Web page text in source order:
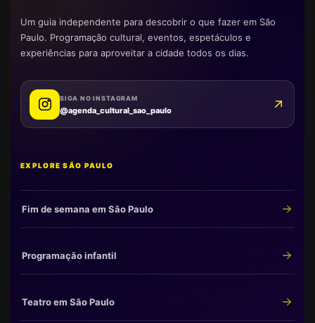
Um guia independente para descobrir o que fazer em São
Paulo. Programação cultural, eventos, espetáculos e
experiências para aproveitar a cidade todos os dias.
SIGA NO INSTAGRAM
@agenda_cultural_sao_paulo
EXPLORE SÃO PAULO
Fim de semana em São Paulo
Programação infantil
Teatro em São Paulo